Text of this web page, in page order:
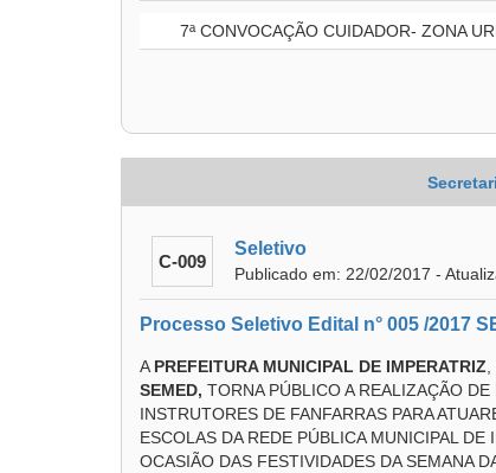
7ª CONVOCAÇÃO CUIDADOR- ZONA
C-009
Seletivo
Publicado em: 22/02/2017 -
Processo Seletivo Edital n° 005 /2017
A PREFEITURA MUNICIPAL DE IMPERATRIZ
SEMED, TORNA PÚBLICO A REALIZAÇÃO
INSTRUTORES DE FANFARRAS PARA
ESCOLAS DA REDE PÚBLICA MUNICIPAL
OCASIÃO DAS FESTIVIDADES DA SEMANA